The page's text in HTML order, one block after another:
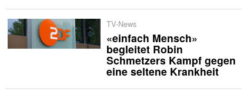
TV-News
«einfach Mensch»
begleitet Robin
Schmetzers Kampf gegen
eine seltene Krankheit